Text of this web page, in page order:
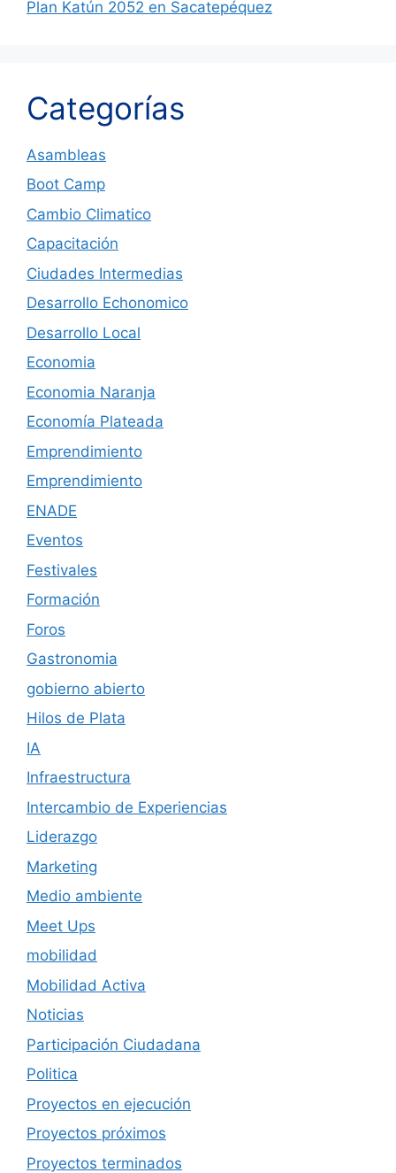
Plan Katún 2052 en Sacatepéquez
Categorías
Asambleas
Boot Camp
Cambio Climatico
Capacitación
Ciudades Intermedias
Desarrollo Echonomico
Desarrollo Local
Economia
Economia Naranja
Economía Plateada
Emprendimiento
Emprendimiento
ENADE
Eventos
Festivales
Formación
Foros
Gastronomia
gobierno abierto
Hilos de Plata
IA
Infraestructura
Intercambio de Experiencias
Liderazgo
Marketing
Medio ambiente
Meet Ups
mobilidad
Mobilidad Activa
Noticias
Participación Ciudadana
Politica
Proyectos en ejecución
Proyectos próximos
Proyectos terminados